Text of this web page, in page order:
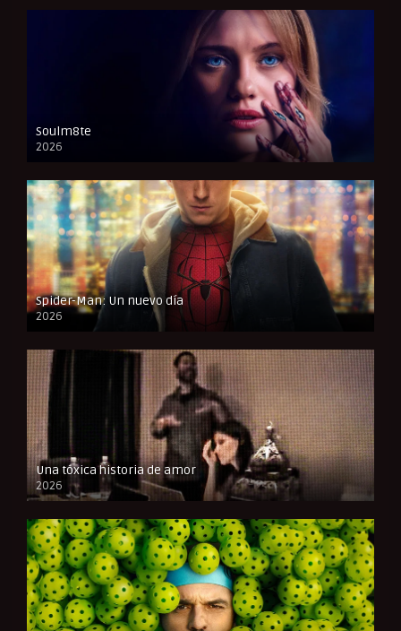
Soulm8te
2026
FULL HD
Spider-Man: Un nuevo día
2026
CAM
Una tóxica historia de amor
2026
FULL HD